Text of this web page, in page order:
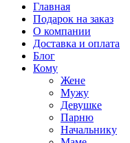
Главная
Подарок на заказ
О компании
Доставка и оплата
Блог
Кому
Жене
Мужу
Девушке
Парню
Начальнику